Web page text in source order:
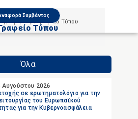
Συμβάντος
/ Γραφείο Τύπου
Τύπου
Όλα
Αυγούστου 2026
σε ερωτηματολόγιο για την
του Ευρωπαϊκού
για την Κυβερνοασφάλεια